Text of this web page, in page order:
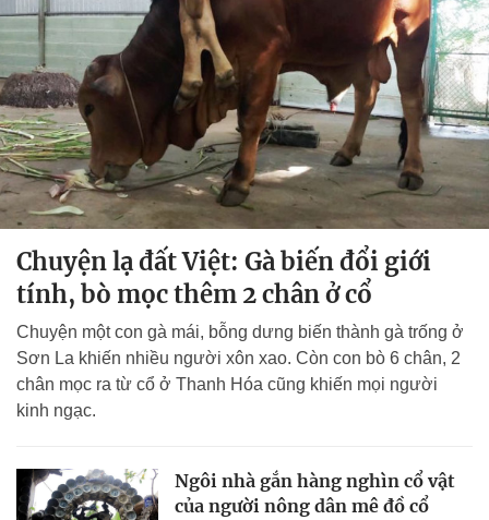
Chuyện lạ đất Việt: Gà biến đổi giới
tính, bò mọc thêm 2 chân ở cổ
Chuyện một con gà mái, bỗng dưng biến thành gà trống ở
Sơn La khiến nhiều người xôn xao. Còn con bò 6 chân, 2
chân mọc ra từ cổ ở Thanh Hóa cũng khiến mọi người
kinh ngạc.
Ngôi nhà gắn hàng nghìn cổ vật
của người nông dân mê đồ cổ